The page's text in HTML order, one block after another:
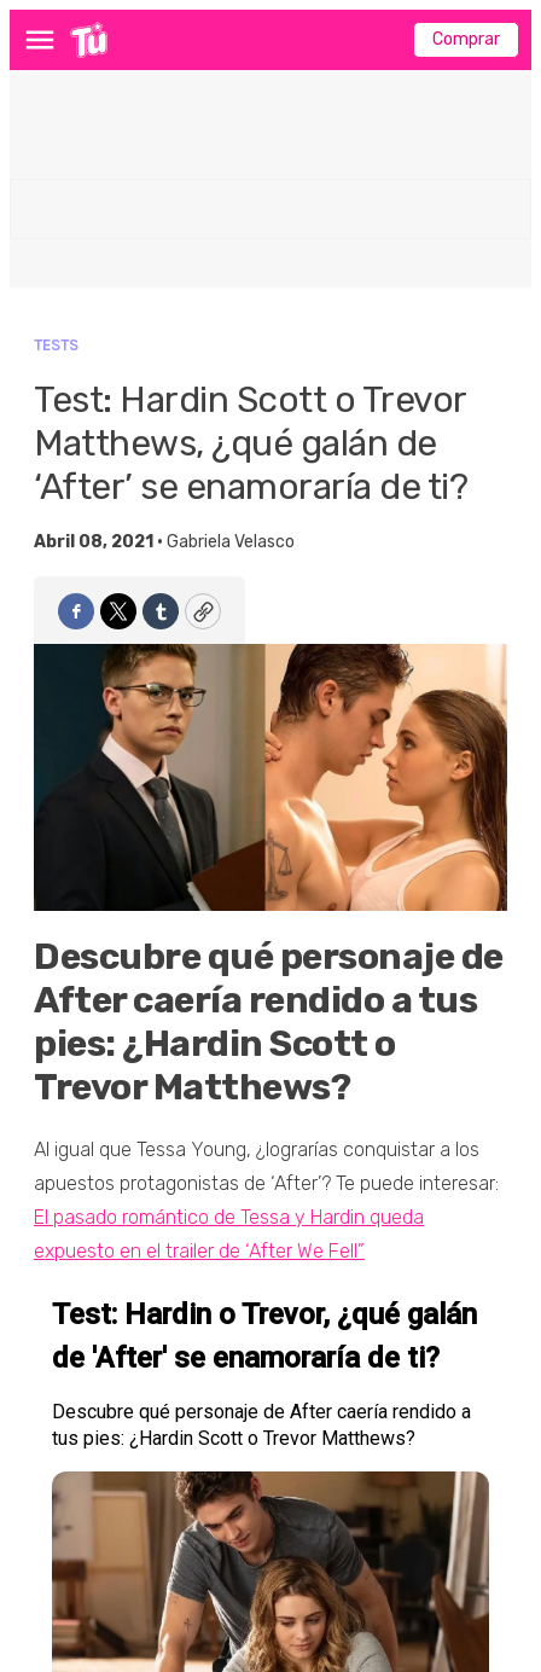
Menú Comprar
TESTS
Test: Hardin Scott o Trevor
Matthews, ¿qué galán de
‘After’ se enamoraría de ti?
Abril 08, 2021 • Gabriela Velasco
Facebook
TwitterTumblrCopy
Descubre qué personaje de
After caería rendido a tus
pies: ¿Hardin Scott o
Trevor Matthews?
Al igual que Tessa Young, ¿lograrías conquistar a los
apuestos protagonistas de ‘After’? Te puede interesar:
El pasado romántico de Tessa y Hardin queda
expuesto en el trailer de ‘After We Fell”